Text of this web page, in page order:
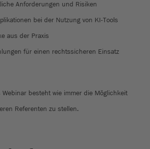
Anforderungen und Risiken
bei der Nutzung von KI-Tools
aus der Praxis
für einen rechtssicheren Einsatz
besteht wie immer die Möglichkeit
Referenten zu stellen.